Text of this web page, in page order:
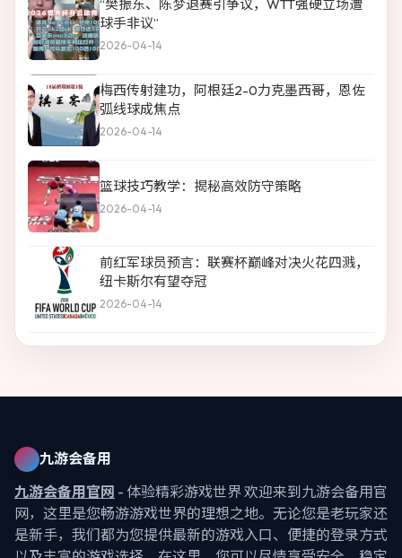
“樊振东、陈梦退赛引争议，WTT强硬立场遭
球手非议”
2026-04-14
梅西传射建功，阿根廷2-0力克墨西哥，恩佐
弧线球成焦点
2026-04-14
篮球技巧教学：揭秘高效防守策略
2026-04-14
前红军球员预言：联赛杯巅峰对决火花四溅，
纽卡斯尔有望夺冠
2026-04-14
九游会备用
九游会备用官网 - 体验精彩游戏世界 欢迎来到九游会备用官
网，这里是您畅游游戏世界的理想之地。无论您是老玩家还
是新手，我们都为您提供最新的游戏入口、便捷的登录方式